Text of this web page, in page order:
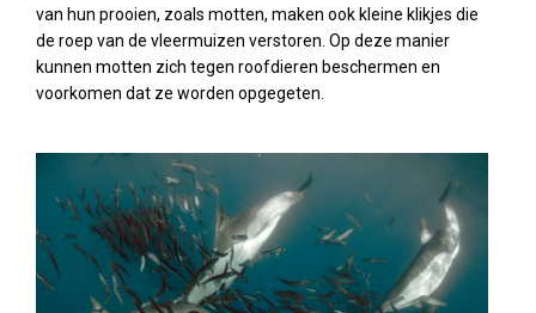
van hun prooien, zoals motten, maken ook kleine klikjes die
de roep van de vleermuizen verstoren. Op deze manier
kunnen motten zich tegen roofdieren beschermen en
voorkomen dat ze worden opgegeten.